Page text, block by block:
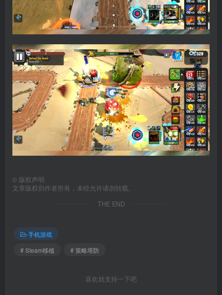
© 版权声明
文章版权归作者所有，未经允许请勿转载。
THE END
手机游戏
# Steam移植
# 策略塔防
喜欢就支持一下吧